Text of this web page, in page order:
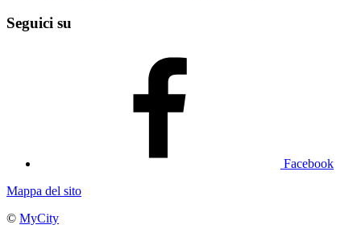
Seguici su
Facebook
Mappa del sito
© MyCity